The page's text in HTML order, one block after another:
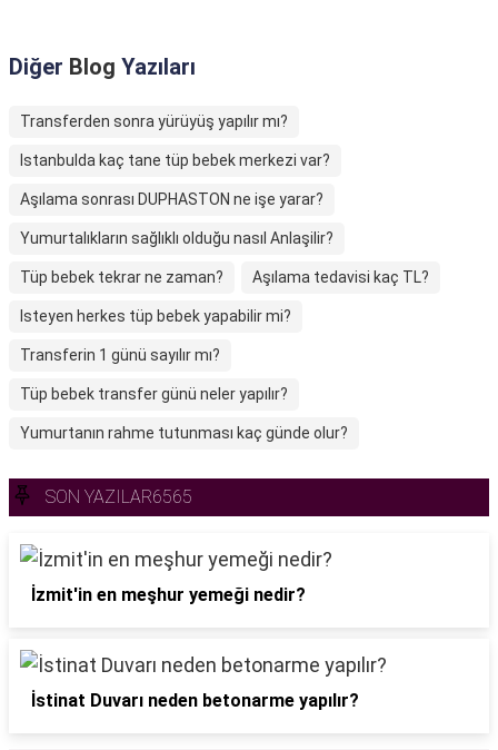
Diğer Blog Yazıları
Transferden sonra yürüyüş yapılır mı?
Istanbulda kaç tane tüp bebek merkezi var?
Aşılama sonrası DUPHASTON ne işe yarar?
Yumurtalıkların sağlıklı olduğu nasıl Anlaşilir?
Tüp bebek tekrar ne zaman? Aşılama tedavisi kaç TL?
Isteyen herkes tüp bebek yapabilir mi?
Transferin 1 günü sayılır mı?
Tüp bebek transfer günü neler yapılır?
Yumurtanın rahme tutunması kaç günde olur?
SON YAZILAR6565
İzmit'in en meşhur yemeği nedir?
İstinat Duvarı neden betonarme yapılır?